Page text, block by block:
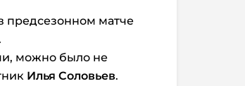
предсезонном матче
можно было не
Илья Соловьев.